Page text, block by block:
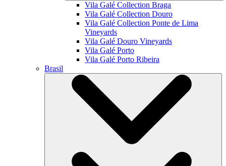
Vila Galé Collection Braga
Vila Galé Collection Douro
Vila Galé Collection Ponte de Lima
Vineyards
Vila Galé Douro Vineyards
Vila Galé Porto
Vila Galé Porto Ribeira
Brasil